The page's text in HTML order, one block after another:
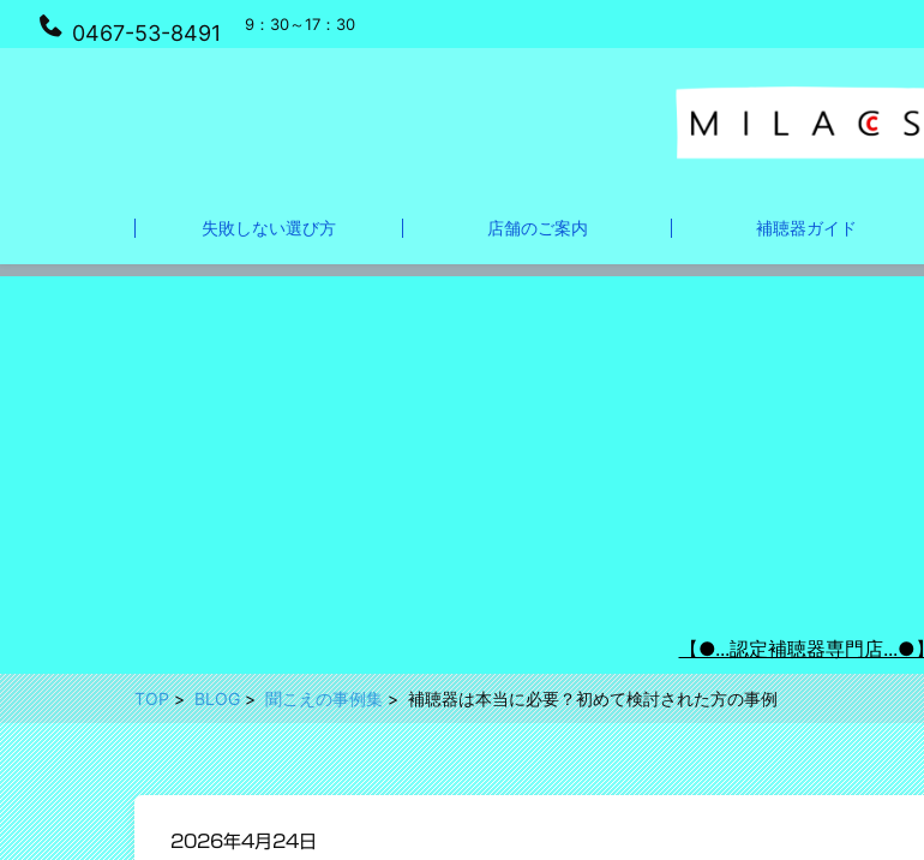
0467-53-8491 9：30～17：30
失敗しない選び方 店舗のご案内 補聴器ガイド
【●...認定補聴器専門店...●】
TOP BLOG 聞こえの事例集 補聴器は本当に必要？初めて検討された方の事例
2026年4月24日